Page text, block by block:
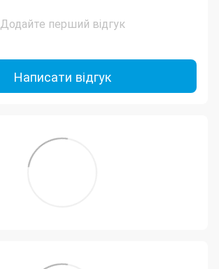
Додайте перший відгук
Написати відгук